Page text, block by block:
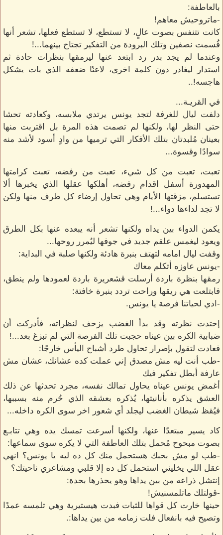
بالعاطفة:
-ماتروحيش معاهم!
كانت تتنفس بصوت عالٍ، لا تستطع، لا تستطع فعلها، تشعر أنها
قُسمت نصفين وتلك البرودة من التفكير تجتاح بينهما...!
وعندما لم يجد بدر رد ابتعد عنها ليرمقها بنظرات حادة ثم
استدار ليغادر دون كلمة اخرى، لاعنًا ضعفه الذي بات يشكل
هاجسه!..
في القريـة...
دلفت ليال للغرفة لتجد يونس يرتدي ملابسه، وكعادته تحشا
حتى النظر لها، ولكنها لم تصمت هذه المرة بل اقتربت منها
بعينان مُلبدتان بتلك الأفكار التي ترميها من وادٍ أسود لأشد منه
سوادًا وقسوة...
تعبت، تعبت من كل شيء، تعبت من رفضه، تعبت كرامتها
المهدورة أسفل اقدام رفضه، أهلكها عقلها الذي يخبرها ألا
تستسلم، مزقتها الأيام وهي تحاول إرضاء كل طرف منها ولكن
لا تجد لداءها دواء...!
يكمن الدواء بين يداه ولكنها تشعر أنه يبعده عنها بكل الطرق
ويعود ليغمس علقم جديد في جوفها ليُمرر روحها...
وقفت ليال امامه لتهتف بنبرة هادئة ولكنها صلبة في البداية:
-يونس عاوزه أتكلم معاك
رمقها بنظرة باردة أرسلت قشعريرة باردة لعمودها ولم ينطق،
فابتلعت هي ريقها وراحت تردد بنبرة خافتة:
-ادي لحياتنا فرصة يا يونس.
إحتدت نظرته وقد بدأ الغضب يزحف لنظراته، فأدركت أن
ضبابية الكره بين عيناه حجبت تلك الفرصة التي لم تبزغ بعد...!
فعادت لتقول بإصرار تحاول طرد أشباح اليأس خارجًا:
-طب أنت ليه مش مصدق إني عملت كده عشانك، عشان مش
عارفة أبطل تفكير فيك
أغمض يونس عيناه يحاول تمالك نفسه، مجرد تحدثها عن ذلك
العشق يذكره بأنانيتها، يُذكره بعشقه الذي حُرم منه بسببها،
فيُقظ شيطان الغضب ليجلد أي شعور اخر سوى الكره داخله...
كاد يسير مبتعدًا عنها، ولكنها أسرعت تمسك يده وهي تتابـع
بصوت مبحوح مُحمل بتلك العاطفة التي لا يكره سوى سماعها:
-طب لو مش بحبك هستحمل منك كل ده ليه يا يونس؟ انهي
عقل اللي يخليني استحمل كل ده إلا قلبي ومشاعري ناحيتك؟
إنتشل ذراعه من بين يداها وهو يحذرها بحدة:
-قولتلك ماتلمسنيش!
حينها خارت كل قواها للثبات فبدت هيستيرية وهي تلمسه عمدًا
وتصيح فيه بانفعال فلت زمامه من بين يداها:.